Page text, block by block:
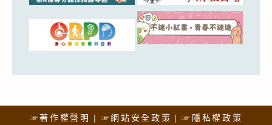
☞著作權聲明 ☞網站安全政策 ☞隱私權政策